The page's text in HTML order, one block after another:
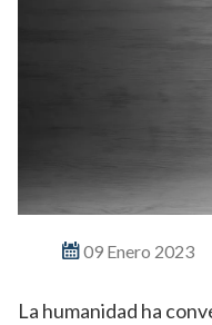
09 Enero 2023
La humanidad ha